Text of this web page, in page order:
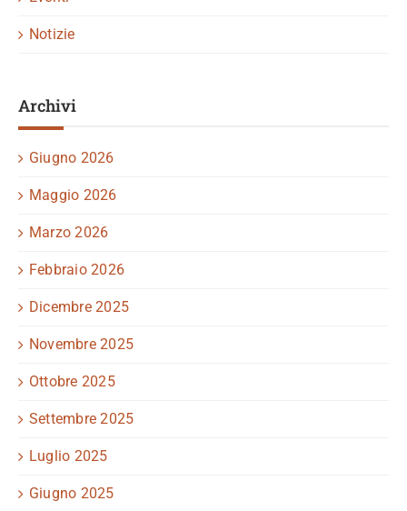
Notizie
Archivi
Giugno 2026
Maggio 2026
Marzo 2026
Febbraio 2026
Dicembre 2025
Novembre 2025
Ottobre 2025
Settembre 2025
Luglio 2025
Giugno 2025